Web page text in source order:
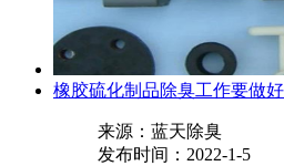
橡胶硫化制品除臭工作要做
来源：蓝天除臭
发布时间：2022-1-5